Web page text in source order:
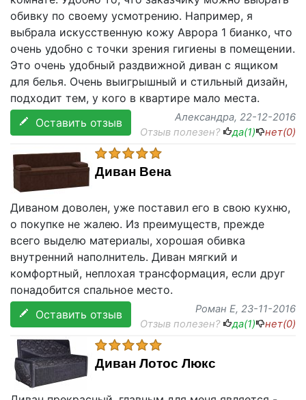
обивку по своему усмотрению. Например, я
выбрала искусственную кожу Аврора 1 бианко, что
очень удобно с точки зрения гигиены в помещении.
Это очень удобный раздвижной диван с ящиком
для белья. Очень выигрышный и стильный дизайн,
подходит тем, у кого в квартире мало места.
Оставить отзыв
Александра, 22-12-2016
Отзыв полезен?
да(1) нет(0)
Диван Вена
Диваном доволен, уже поставил его в свою кухню,
о покупке не жалею. Из преимуществ, прежде
всего выделю материалы, хорошая обивка
внутренний наполнитель. Диван мягкий и
комфортный, неплохая трансформация, если друг
понадобится спальное место.
Оставить отзыв
Роман Е, 23-11-2016
Отзыв полезен?
да(1) нет(0)
Диван Лотос Люкс